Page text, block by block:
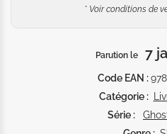
* Voir conditions de
Parution le 7
Code EAN :
Catégorie :
Série :